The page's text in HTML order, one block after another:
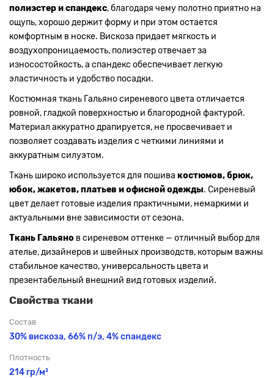
полиэстер и спандекс, благодаря чему полотно приятно на
ощупь, хорошо держит форму и при этом остается
комфортным в носке. Вискоза придает мягкость и
воздухопроницаемость, полиэстер отвечает за
износостойкость, а спандекс обеспечивает легкую
эластичность и удобство посадки.
Костюмная ткань Гальяно сиреневого цвета отличается
ровной, гладкой поверхностью и благородной фактурой.
Материал аккуратно драпируется, не просвечивает и
позволяет создавать изделия с четкими линиями и
аккуратным силуэтом.
Ткань широко используется для пошива костюмов, брюк,
юбок, жакетов, платьев и офисной одежды. Сиреневый
цвет делает готовые изделия практичными, немаркими и
актуальными вне зависимости от сезона.
Ткань Гальяно в сиреневом оттенке — отличный выбор для
ателье, дизайнеров и швейных производств, которым важны
стабильное качество, универсальность цвета и
презентабельный внешний вид готовых изделий.
Свойства ткани
Состав
30% вискоза, 66% п/э, 4% спандекс
Плотность
214 гр/м²